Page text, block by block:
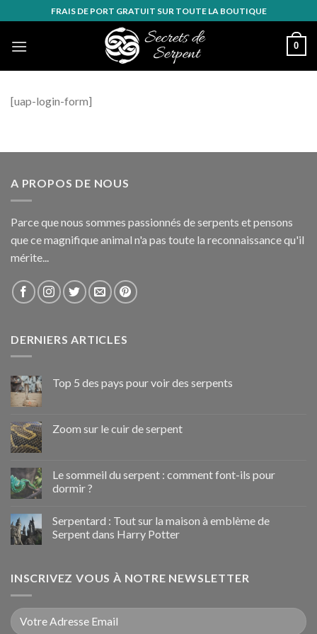
to
content
FRAIS DE PORT GRATUIT SUR TOUTE LA BOUTIQUE
0
[uap-login-form]
A PROPOS DE NOUS
Parce que nous sommes passionnés de serpents et pensons
que ce magnifique animal n'a pas toute la reconnaissance qu'il
mérite...
DERNIERS ARTICLES
Top 5 des pays pour voir des serpents
Zoom sur le cuir de serpent
Le sommeil du serpent : comment font-ils pour
dormir ?
Serpentard : Tout sur la maison à emblème de
Serpent dans Harry Potter
INSCRIVEZ VOUS À NOTRE NEWSLETTER